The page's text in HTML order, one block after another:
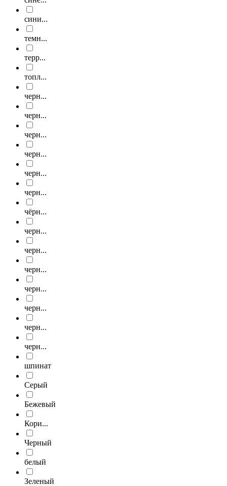
сини...
темн...
терр...
топл...
черн...
черн...
черн...
черн...
черн...
черн...
чёрн...
черн...
черн...
черн...
черн...
черн...
черн...
черн...
шпинат
Серый
Бежевый
Кори...
Черный
белый
Зеленый